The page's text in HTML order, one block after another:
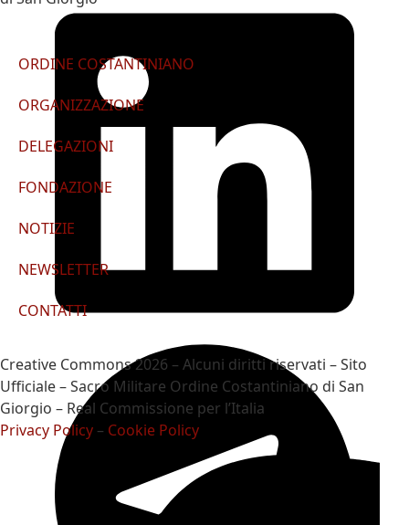
ORDINE COSTANTINIANO
ORGANIZZAZIONE
DELEGAZIONI
FONDAZIONE
NOTIZIE
NEWSLETTER
CONTATTI
Creative Commons 2026 – Alcuni diritti riservati – Sito
Ufficiale – Sacro Militare Ordine Costantiniano di San
Giorgio – Real Commissione per l’Italia
Privacy Policy – Cookie Policy